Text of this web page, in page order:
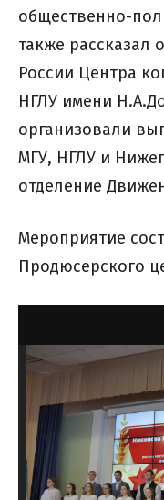
общественно-
также рассказал
России Центра
НГЛУ имени
организовали
МГУ, НГЛУ и
отделение
Мероприятие
Продюсерского